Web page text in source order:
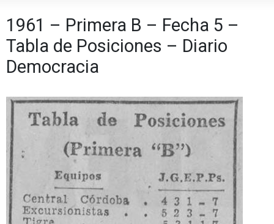
1961 – Primera B – Fecha 5 –
Tabla de Posiciones – Diario
Democracia